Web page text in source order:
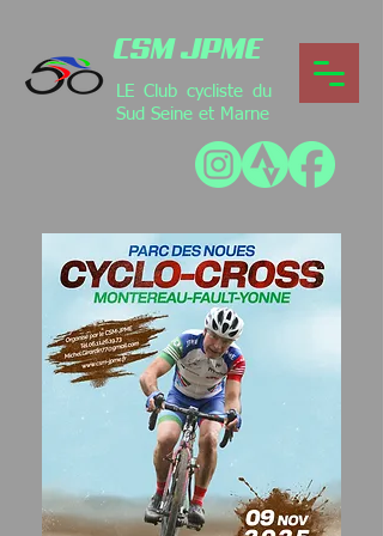
CSM JPME
LE Club cycliste du
Sud Seine et Marne